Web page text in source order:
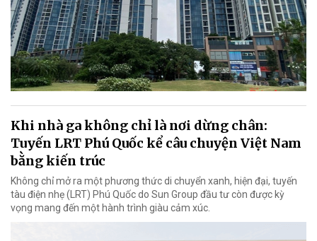
Khi nhà ga không chỉ là nơi dừng chân:
Tuyến LRT Phú Quốc kể câu chuyện Việt Nam
bằng kiến trúc
Không chỉ mở ra một phương thức di chuyển xanh, hiện đại, tuyến
tàu điện nhẹ (LRT) Phú Quốc do Sun Group đầu tư còn được kỳ
vọng mang đến một hành trình giàu cảm xúc.